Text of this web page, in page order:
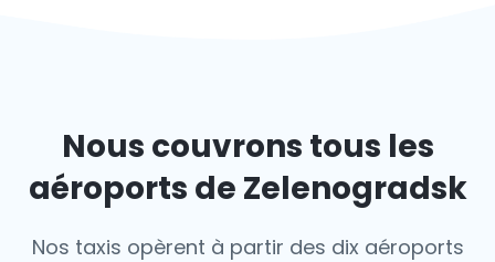
Nous couvrons tous les
aéroports de Zelenogradsk
Nos taxis opèrent à partir des dix aéroports